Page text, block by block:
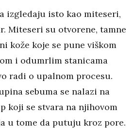
izgledaju isto kao miteseri,
Miteseri su otvorene, tamne
kože koje se pune viškom
i odumrlim stanicama
radi o upalnom procesu.
sebuma se nalazi na
koji se stvara na njihovom
u tome da putuju kroz pore.